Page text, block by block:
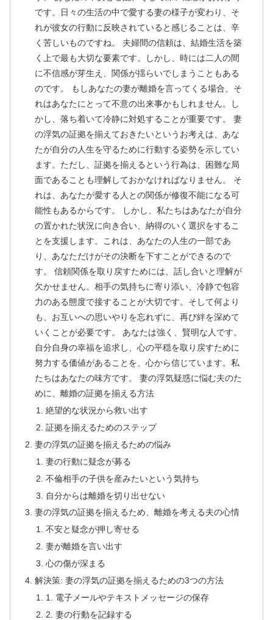
です。日々の生活の中で愛する妻の様子が変わり、そ
れが彼女の行動に反映されていると感じることは、辛
く苦しいものですね。 夫婦間の信頼は、結婚生活を築
く上で最も大切な要素です。しかし、時には二人の間
に不信感が芽生え、関係が揺らいでしまうこともある
のです。 もしあなたの妻が離婚を言ってくる場合、そ
れはあなたにとって不意の出来事かもしれません。し
かし、落ち着いて冷静に対処することが重要です。 妻
の浮気の証拠を揃えておきたいというお考えは、あな
たが自分の人生を守るために行動する姿勢を示してい
ます。ただし、証拠を揃えるという行為は、困難な局
面であることも理解しておかなければなりません。 そ
れは、あなたが愛する人との関係が修復不能になる可
能性もあるからです。 しかし、私たちはあなたが自分
の置かれた状況に向き合い、納得のいく選択をするこ
とを支援します。これは、あなたの人生の一部であ
り、あなただけがその決断を下すことができるので
す。 信頼関係を取り戻すためには、話し合いと理解が
欠かせません。相手の気持ちに寄り添い、冷静で包容
力のある態度で接することが大切です。そして何より
も、お互いへの思いやりを忘れずに、再び絆を深めて
いくことが必要です。 あなたは強く、賢明な人です。
自分自身の幸福を追求し、心の平穏を取り戻すために
努力する価値があることを、心から信じています。私
たちはあなたの味方です。 妻の浮気疑惑に悩む夫のた
めに、離婚の証拠を揃える方法
絶望的な状況から救い出す
証拠を揃えるためのステップ
妻の浮気の証拠を揃えるための悩み
妻の行動に疑念が募る
不倫相手の子供を産みたいという気持ち
自分からは離婚を切り出せない
妻の浮気の証拠を揃えるため、離婚を考える夫の心情
不安と疑念が押し寄せる
妻が離婚を言い出す
心の傷が深まる
解決策: 妻の浮気の証拠を揃えるための3つの方法
1. 電子メールやテキストメッセージの保存
2. 妻の行動を記録する